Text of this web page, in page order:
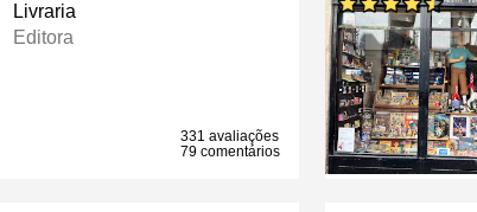
Livraria
Editora
331 avaliações
79 comentários